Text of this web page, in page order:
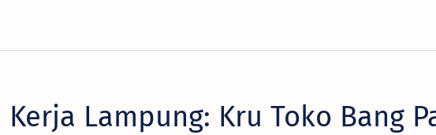
Kerja Lampung: Kru Toko Bang